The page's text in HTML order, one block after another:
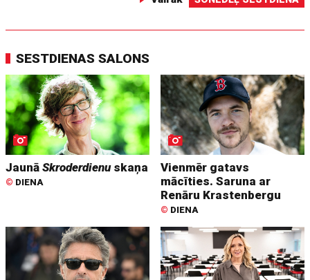
SESTDIENAS SALONS
JaunāSkroderdienuskaņa
© DIENA
Vienmēr gatavs
mācīties. Saruna ar
Renāru Krastenbergu
© DIENA